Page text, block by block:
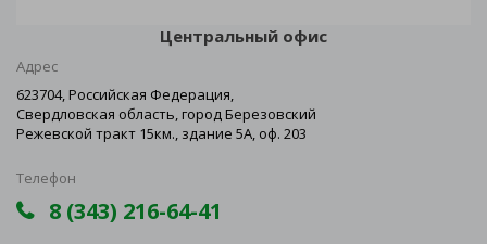
Центральный офис
Адрес
623704, Российская Федерация,
Свердловская область, город Березовский
Режевской тракт 15км., здание 5А, оф. 203
Телефон
8 (343) 216-64-41